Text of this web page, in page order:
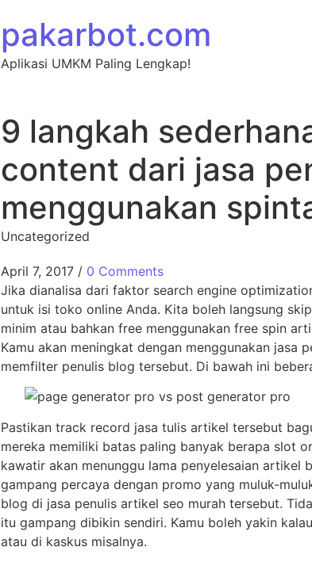
pakarbot.com
Aplikasi UMKM Paling Lengkap!
9 langkah
content dari jasa
menggunakan
Uncategorized
April 7, 2017 / 0 Comments
Jika dianalisa dari faktor search engine
untuk isi toko online Anda. Kita boleh langsung
minim atau bahkan free menggunakan free spin
Kamu akan meningkat dengan menggunakan jasa
memfilter penulis blog tersebut. Di bawah ini
Pastikan track record jasa tulis artikel tersebut
mereka memiliki batas paling banyak berapa slot
kawatir akan menunggu lama penyelesaian artikel
gampang percaya dengan promo yang muluk-
blog di jasa penulis artikel seo murah tersebut.
itu gampang dibikin sendiri. Kamu boleh yakin
atau di kaskus misalnya.